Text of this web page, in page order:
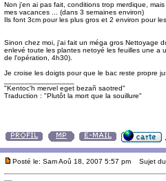
Non j'en ai pas fait, conditions trop merdique,
mes vacances ... (dans 3 semaines environ)
Ils font 3cm pour les plus gros et 2 environ pour
Sinon chez moi, j'ai fait un méga gros Nettoyage
enlevé toute les plantes netoyé les feuilles une a
de l'opération, 4h30).
Je croise les doigts pour que le bac reste propre
"Kentoc'h mervel eget bezañ saotred"
Traduction : "Plutôt la mort que la souillure"
Posté le: Sam Aoû 18, 2007 5:57 pm Sujet du